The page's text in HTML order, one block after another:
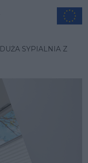
DUŻA SYPIALNIA Z